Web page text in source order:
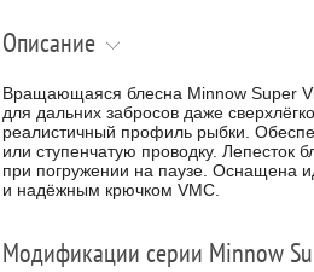
Описание
Вращающаяся блесна Minnow Super
для дальних забросов даже
реалистичный профиль рыбки.
или ступенчатую проводку. Лепесток
при погружении на паузе. Оснащена
и надёжным крючком VMC.
Модификации серии Minnow